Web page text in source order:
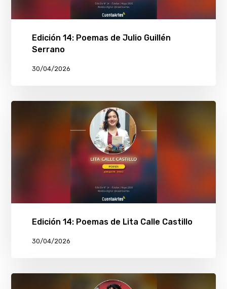
Edición 14: Poemas de Julio Guillén
Serrano
30/04/2026
Edición 14: Poemas de Lita Calle Castillo
30/04/2026